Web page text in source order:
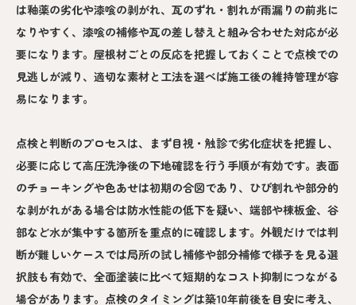
は釉薬の劣化や漆喰の剥がれ、瓦のずれ・割れが雨漏りの前兆に
なりやすく、漆喰の補修や瓦の差し替えと組み合わせた対応が必
要になります。屋根材ごとの反応を把握しておくことで点検での
見逃しが減り、適切な素材と工法を選べば施工後の維持管理が容
易になります。
点検と判断のプロセスは、まず目視・触診で劣化症状を把握し、
必要に応じて高圧洗浄後の下地確認を行う手順が有効です。表面
のチョーキングや色あせは初期の合図であり、ひび割れや部分的
な剥がれがある場合は防水性能の低下を疑い、端部や棟板金、谷
部など水が集中する箇所を重点的に確認します。外観だけでは判
断が難しいケースでは局所の試し補修や部分補修で様子を見る選
択肢も有効で、全面塗装に比べて短期的なコスト抑制につながる
場合があります。点検のタイミングは築10年前後を目安に考え、